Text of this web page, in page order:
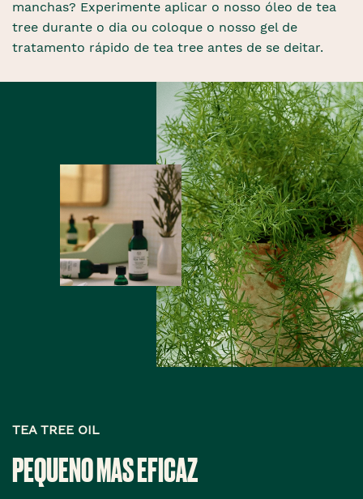
manchas? Experimente aplicar o nosso óleo de tea
tree durante o dia ou coloque o nosso gel de
tratamento rápido de tea tree antes de se deitar.
TEA TREE OIL
PEQUENO MAS EFICAZ